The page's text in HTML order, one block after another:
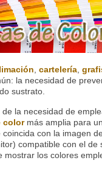
cartelería
la necesidad de
sustrato.
la necesidad de
colormás amplia para
con la imagen
compatible con el de
los colores